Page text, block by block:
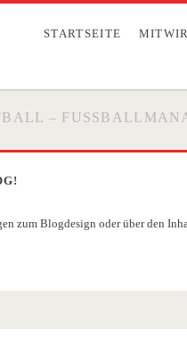
STARTSEITE
–
zum Blogdesign oder über den